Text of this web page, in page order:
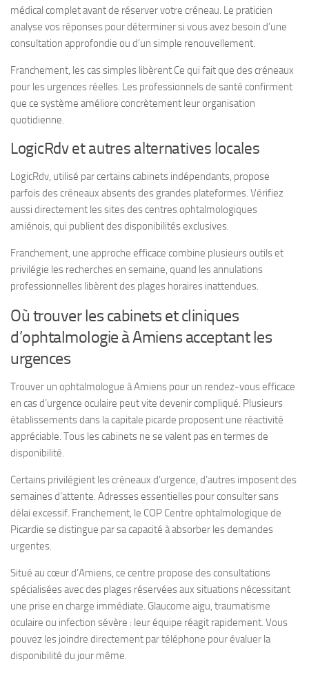
médical complet avant de réserver votre créneau. Le praticien
analyse vos réponses pour déterminer si vous avez besoin d’une
consultation approfondie ou d’un simple renouvellement.
Franchement, les cas simples libèrent Ce qui fait que des créneaux
pour les urgences réelles. Les professionnels de santé confirment
que ce système améliore concrètement leur organisation
quotidienne.
LogicRdv et autres alternatives locales
LogicRdv, utilisé par certains cabinets indépendants, propose
parfois des créneaux absents des grandes plateformes. Vérifiez
aussi directement les sites des centres ophtalmologiques
amiénois, qui publient des disponibilités exclusives.
Franchement, une approche efficace combine plusieurs outils et
privilégie les recherches en semaine, quand les annulations
professionnelles libèrent des plages horaires inattendues.
Où trouver les cabinets et cliniques
d’ophtalmologie à Amiens acceptant les
urgences
Trouver un ophtalmologue à Amiens pour un rendez-vous efficace
en cas d’urgence oculaire peut vite devenir compliqué. Plusieurs
établissements dans la capitale picarde proposent une réactivité
appréciable. Tous les cabinets ne se valent pas en termes de
disponibilité.
Certains privilégient les créneaux d’urgence, d’autres imposent des
semaines d’attente. Adresses essentielles pour consulter sans
délai excessif. Franchement, le COP Centre ophtalmologique de
Picardie se distingue par sa capacité à absorber les demandes
urgentes.
Situé au cœur d’Amiens, ce centre propose des consultations
spécialisées avec des plages réservées aux situations nécessitant
une prise en charge immédiate. Glaucome aigu, traumatisme
oculaire ou infection sévère : leur équipe réagit rapidement. Vous
pouvez les joindre directement par téléphone pour évaluer la
disponibilité du jour même.